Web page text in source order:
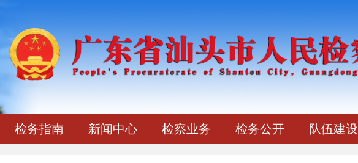
检务指南 新闻中心 检察业务 检务公开 队伍建设